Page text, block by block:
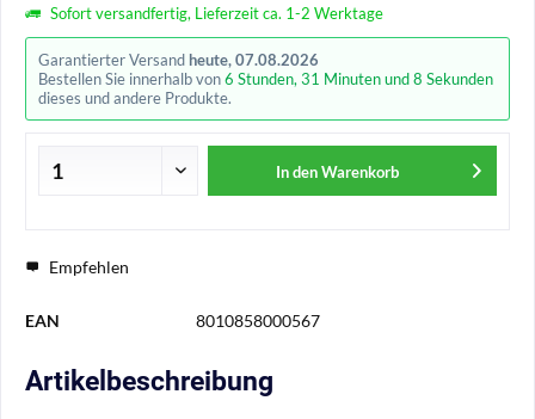
Sofort versandfertig, Lieferzeit ca. 1-2 Werktage
Garantierter Versand heute, 07.08.2026
Bestellen Sie innerhalb von6 Stunden, 31 Minuten und 8 Sekunden
dieses und andere Produkte.
In den Warenkorb
Empfehlen
EAN 8010858000567
Artikelbeschreibung